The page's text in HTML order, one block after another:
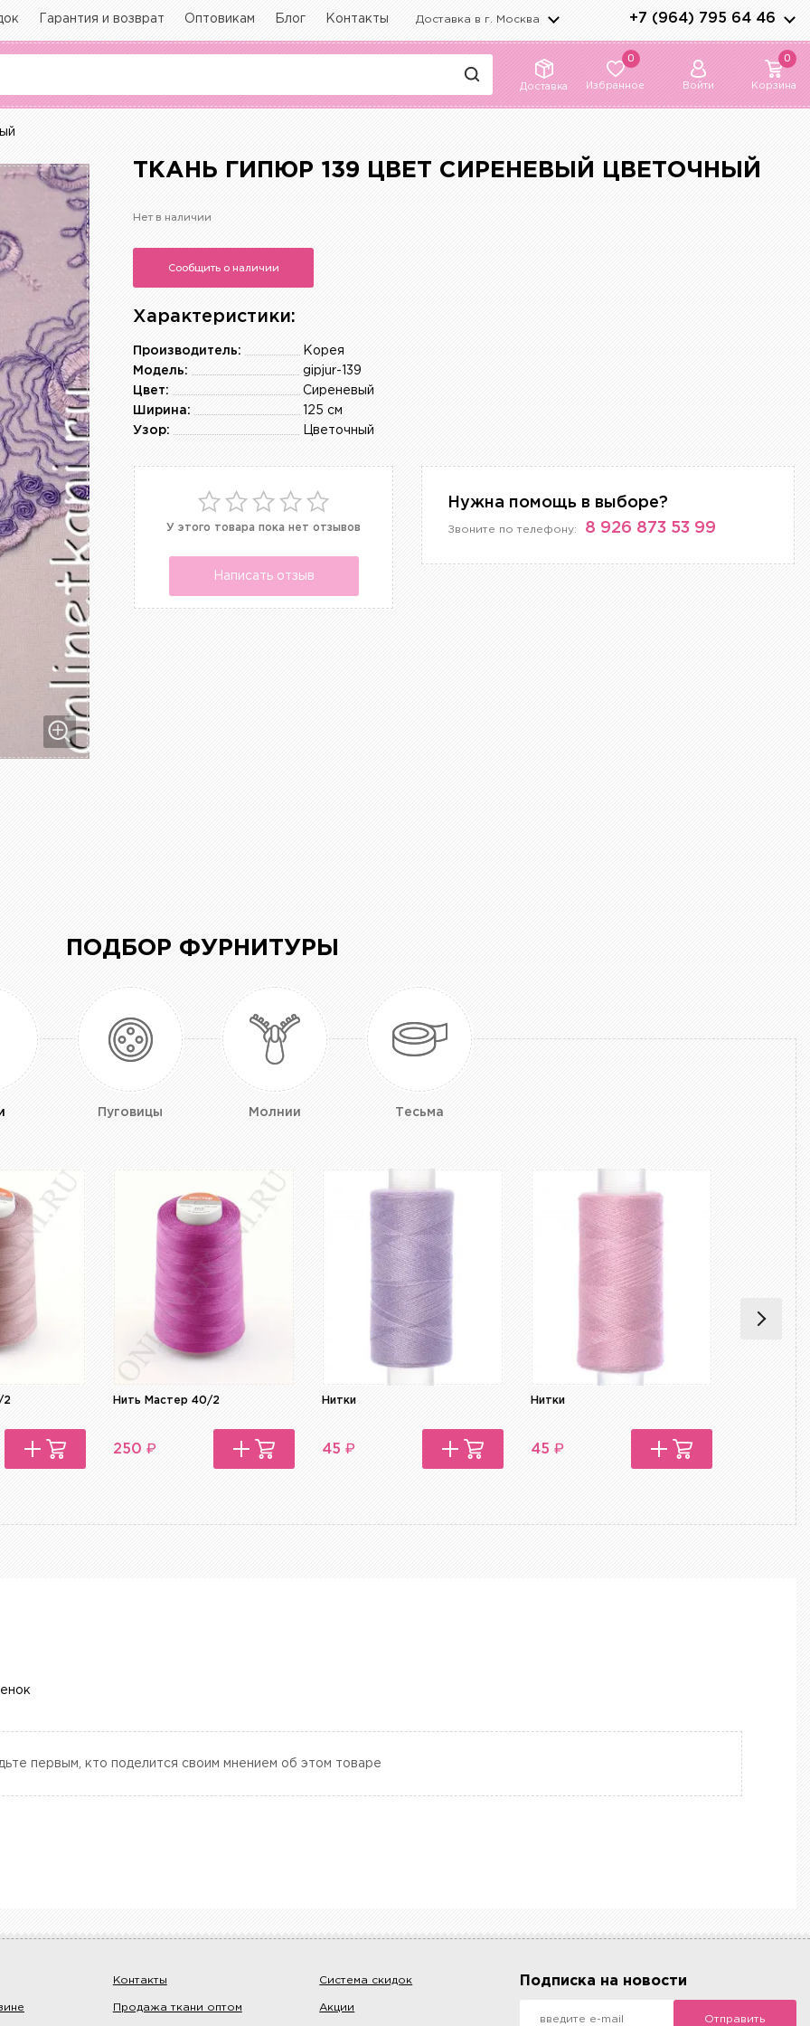
Гарантия и возврат Оптовикам Блог Контакты Доставка в г. Москва +7 (964) 795 64 46
Доставка
0
Избранное Войти
0
Корзина
ТКАНЬ ГИПЮР 139 ЦВЕТ СИРЕНЕВЫЙ ЦВЕТОЧНЫЙ
Нет в наличии
Сообщить о наличии
Характеристики:
Корея
Производитель:
gipjur-139
Модель:
Сиреневый
Цвет:
125 см
Ширина:
Цветочный
Узор:
У этого товара пока нет отзывов
Написать отзыв
Нужна помощь в выборе?
Звоните по телефону: 8 926 873 53 99
ПОДБОР ФУРНИТУРЫ
Пуговицы Молнии Тесьма
2 Нить Мастер 40/2
250 ₽
Нитки
45 ₽
Нитки
45 ₽
первым, кто поделится своим мнением об этом товаре
Контакты
Продажа ткани оптом
Система скидок
Акции
Подписка на новости
Отправить